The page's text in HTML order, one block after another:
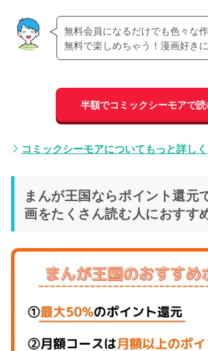
無料会員になるだけでも色々な
無料で楽しめちゃう！漫画好き
半額でコミックシーモアで読
コミックシーモアについてもっと詳しく
まんが王国ならポイント還元
画をたくさん読む人におすす